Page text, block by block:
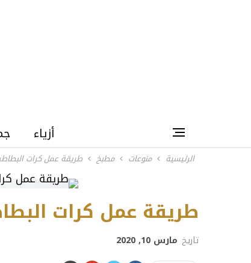
أزياء
الرئيسية منوعات مطبخ طريقة عمل كرات
طريقة عمل كرات
تاريخ مارس 10, 2020